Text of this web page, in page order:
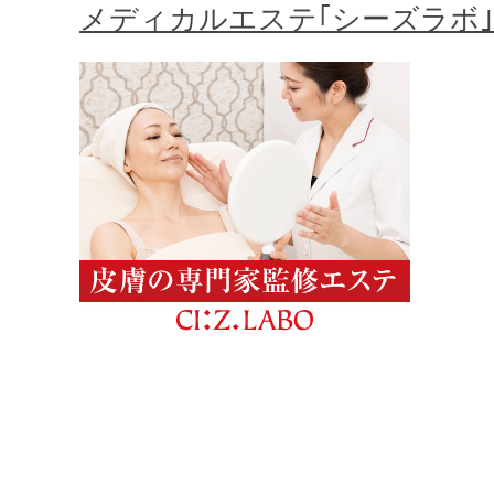
メディカルエステ｢シーズラボ